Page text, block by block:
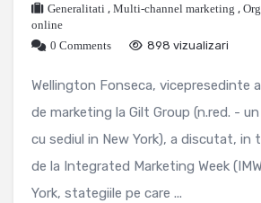
Generalitati , Multi-channel marketing ,
online
0 Comments
898 vizualizari
Wellington Fonseca, vicepresedinte
de marketing la Gilt Group (n.red. -
cu sediul in New York), a discutat, in
de la Integrated Marketing Week
York, stategiile pe care ...